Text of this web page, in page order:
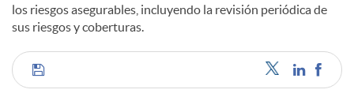
los riesgos asegurables, incluyendo la revisión periódica de
sus riesgos y coberturas.
C